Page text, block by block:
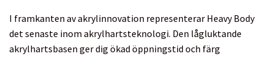
I framkanten av akrylinnovation representerar Heavy Body
det senaste inom akrylhartsteknologi. Den lågluktande
akrylhartsbasen ger dig ökad öppningstid och färg